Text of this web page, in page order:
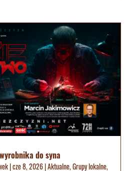
do syna
|cze 8, 2026|Aktualne,Grupy lokalne,